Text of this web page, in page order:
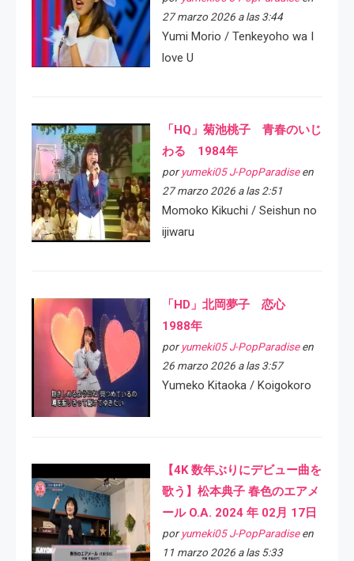
27 marzo 2026 a las 3:44
Yumi Morio / Tenkeyoho wa I
love U
「HQ」菊池桃子 青春のいじ
わる 1984年
por yumeki05 J-PopParadiseen
27 marzo 2026 a las 2:51
Momoko Kikuchi / Seishun no
ijiwaru
「HD」北岡夢子 恋心
1988年
por yumeki05 J-PopParadiseen
26 marzo 2026 a las 3:57
Yumeko Kitaoka / Koigokoro
【4K 数年ぶりにデビュー曲を
歌う】松本典子 春色のエアメ
ール O.A. 2024 年 02月 17日
por yumeki05 J-PopParadiseen
11 marzo 2026 a las 5:33